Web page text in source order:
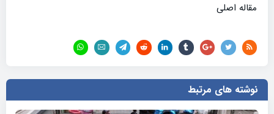
مقاله اصلی
نوشته های مرتبط